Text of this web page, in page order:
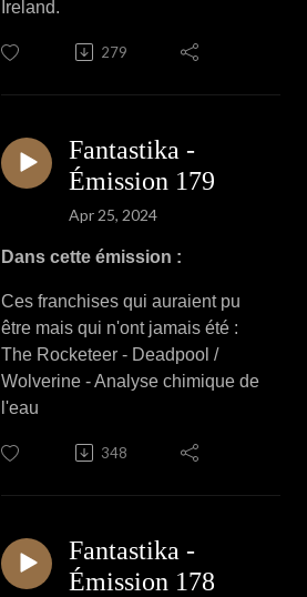
Ireland.
279
Fantastika -
Émission 179
Apr 25, 2024
Dans cette émission :
Ces franchises qui auraient pu
être mais qui n'ont jamais été :
The Rocketeer - Deadpool /
Wolverine - Analyse chimique de
l'eau
348
Fantastika -
Émission 178